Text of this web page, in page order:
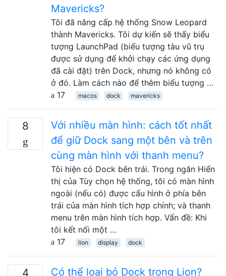
Mavericks?
Tôi đã nâng cấp hệ thống Snow Leopard
thành Mavericks. Tôi dự kiến ​​sẽ thấy biểu
tượng LaunchPad (biểu tượng tàu vũ trụ
được sử dụng để khởi chạy các ứng dụng
đã cài đặt) trên Dock, nhưng nó không có
ở đó. Làm cách nào để thêm biểu tượng …
17
macos dock mavericks
8
Với nhiều màn hình: cách tốt nhất
để giữ Dock sang một bên và trên
cùng màn hình với thanh menu?
Tôi hiện có Dock bên trái. Trong ngăn Hiển
thị của Tùy chọn hệ thống, tôi có màn hình
ngoài (nếu có) được cấu hình ở phía bên
trái của màn hình tích hợp chính; và thanh
menu trên màn hình tích hợp. Vấn đề: Khi
tôi kết nối một …
17
lion display dock
4 Có thể loại bỏ Dock trong Lion?